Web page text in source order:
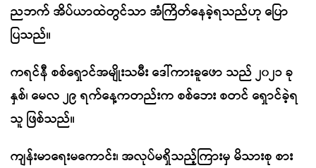
ညဘက် အိပ်ယာထဲတွင်သာ အံကြိတ်နေခဲ့ရသည်ဟု ပြော
ပြသည်။
ကရင်နီ စစ်ရှောင်အမျိုးသမီး ဒေါ်ကားခူဖော သည် ၂၀၂၁ ခု
နှစ်၊ မေလ ၂၉ ရက်နေ့ကတည်းက စစ်ဘေး စတင် ရှောင်ခဲ့ရ
သူ ဖြစ်သည်။
ကျန်းမာရေးမကောင်း၊ အလုပ်မရှိသည့်ကြားမှ မိသားစု စား